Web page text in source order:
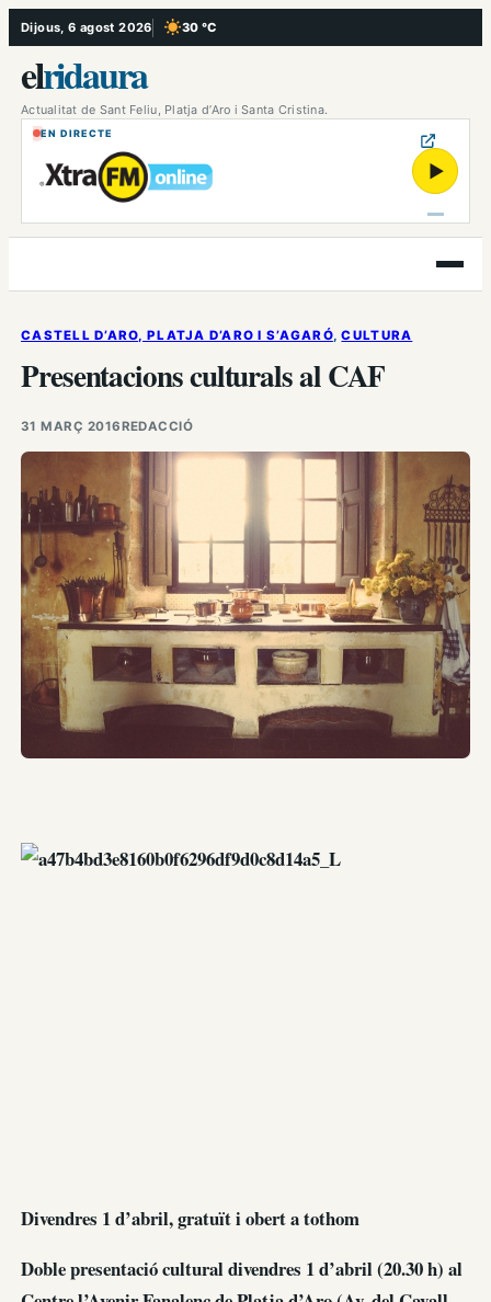
Vés
al
contingut
Dijous, 6 agost 2026 30 °C
, Cel serè
elridaura
Actualitat de Sant Feliu, Platja d’Aro i Santa Cristina.
EN DIRECTE
▶
Obre
el
CASTELL D’ARO, PLATJA D’ARO I S’AGARÓ, CULTURA
Presentacions culturals al CAF
31 MARÇ 2016REDACCIÓ
Divendres 1 d’abril, gratuït i obert a tothom
Doble presentació cultural divendres 1 d’abril (20.30 h) al